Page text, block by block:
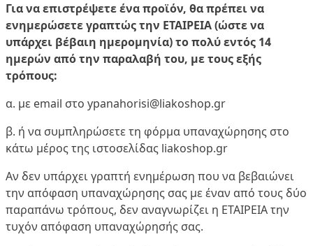
Για να επιστρέψετε ένα προϊόν, θα πρέπει να
ενημερώσετε γραπτώς την ΕΤΑΙΡΕΙΑ (ώστε να
υπάρχει βέβαιη ημερομηνία)το πολύεντός 14
ημερών από την παραλαβή του, με τους εξής
τρόπους:
α. με email στο ypanahorisi@liakoshop.gr
β. ή να συμπληρώσετε τη φόρμα υπαναχώρησης στο
κάτω μέρος της ιστοσελίδας liakoshop.gr
Αν δεν υπάρχει γραπτή ενημέρωση που να βεβαιώνει
την απόφαση υπαναχώρησης σας με έναν από τους δύο
παραπάνω τρόπους, δεν αναγνωρίζει η ΕΤΑΙΡΕΙΑ την
τυχόν απόφαση υπαναχώρησής σας.